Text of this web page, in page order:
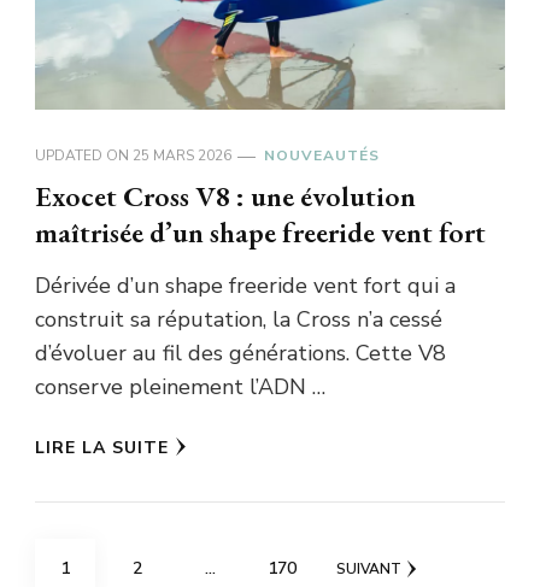
UPDATED ON 25 MARS 2026 NOUVEAUTÉS
Exocet Cross V8 : une évolution
maîtrisée d’un shape freeride vent fort
Dérivée d’un shape freeride vent fort qui a
construit sa réputation, la Cross n’a cessé
d’évoluer au fil des générations. Cette V8
conserve pleinement l’ADN …
LIRE LA SUITE
Pagination
PAGE
1 PAGE
2 … PAGE
170 SUIVANT